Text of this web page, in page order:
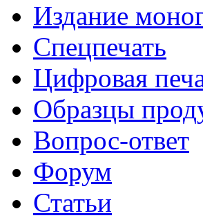
Издание
Спецпечать
Цифровая
Образцы
Вопрос-ответ
Форум
Статьи